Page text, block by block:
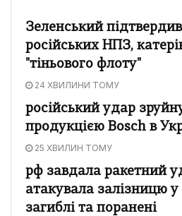
Зеленський
російських НПЗ,
"тіньового флоту"
24 ХВИЛИНИ ТОМУ
російський удар
продукцією Bosch в
25 ХВИЛИН ТОМУ
рф завдала ракетний
атакувала залізницю у
загиблі та поранені